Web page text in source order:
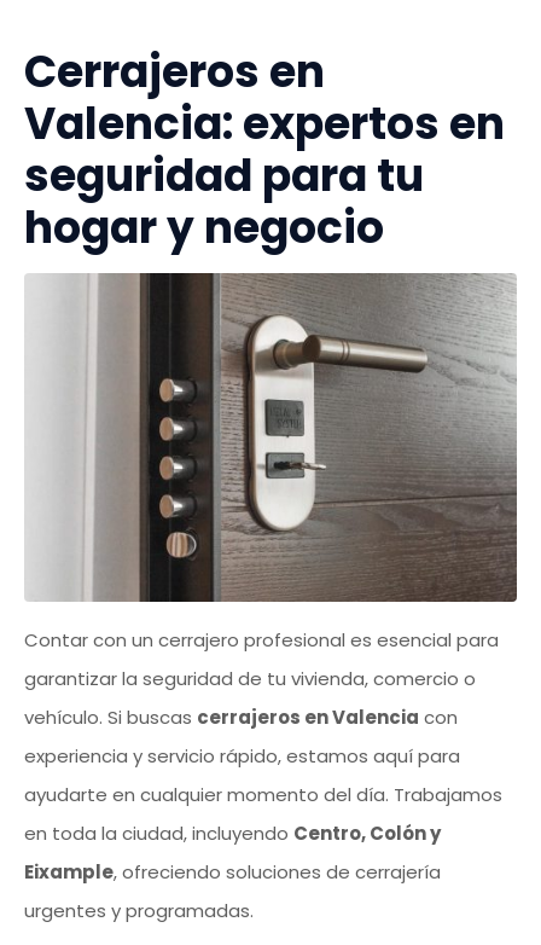
Cerrajeros en
Valencia: expertos en
seguridad para tu
hogar y negocio
Contar con un cerrajero profesional es esencial para
garantizar la seguridad de tu vivienda, comercio o
vehículo. Si buscas cerrajeros en Valencia con
experiencia y servicio rápido, estamos aquí para
ayudarte en cualquier momento del día. Trabajamos
en toda la ciudad, incluyendo Centro, Colón y
Eixample, ofreciendo soluciones de cerrajería
urgentes y programadas.